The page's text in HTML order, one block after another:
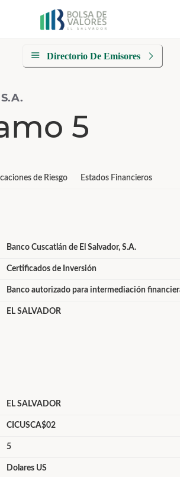
Directorio De Emisores
5
de Riesgo Estados Financieros
Banco Cuscatlán de El Salvador, S.A.
Certificados de Inversión
Banco autorizado para intermediación
EL SALVADOR
EL SALVADOR
CICUSCA$02
5
Dolares US